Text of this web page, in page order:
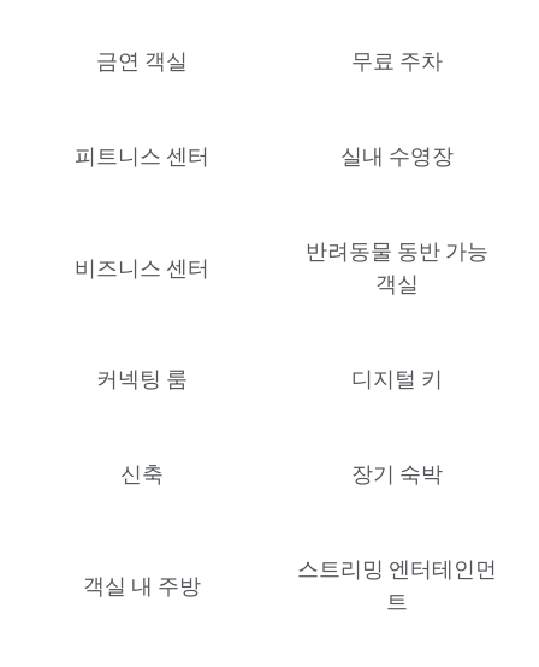
금연 객실 무료 주차
피트니스 센터 실내 수영장
비즈니스 센터
반려동물 동반 가능
객실
커넥팅 룸 디지털 키
신축 장기 숙박
객실 내 주방
스트리밍 엔터테인먼
트